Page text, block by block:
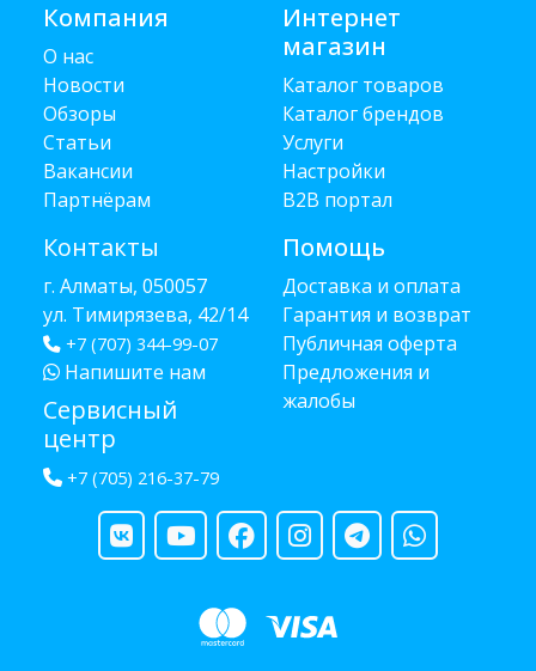
Компания
О нас
Новости
Обзоры
Статьи
Вакансии
Партнёрам
Контакты
г. Алматы, 050057
ул. Тимирязева, 42/14
+7 (707) 344-99-07
Напишите нам
Сервисный
центр
+7 (705) 216-37-79
Интернет
магазин
Каталог товаров
Каталог брендов
Услуги
Настройки
B2B портал
Помощь
Доставка и оплата
Гарантия и возврат
Публичная оферта
Предложения и
жалобы